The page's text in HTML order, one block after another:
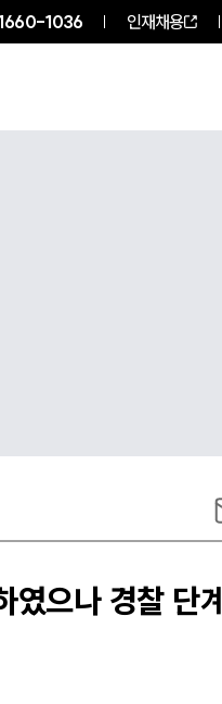
1036 인재채용
였으나 경찰 단